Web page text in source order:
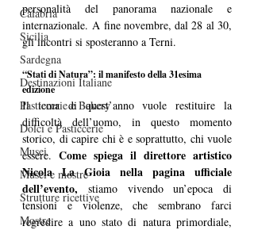
Calabria
Sicilia
Sardegna
Destinazioni Italiane
Pasticcerie e Bakery
Dolci e Pasticcerie
Musei
Musei e mostre
Strutture ricettive
Mostre
personalità del panorama nazionale e
internazionale. A fine novembre, dal 28 al 30,
gli incontri si sposteranno a Terni.
“Stati di Natura”: il manifesto della 31esima
edizione
Il tema di quest’anno vuole restituire la
difficoltà dell’uomo, in questo momento
storico, di capire chi è e soprattutto, chi vuole
essere. Come spiega il direttore artistico
Nicola La Gioia nella pagina ufficiale
dell’evento, stiamo vivendo un’epoca di
tensioni e violenze, che sembrano farci
regredire a uno stato di natura primordiale,